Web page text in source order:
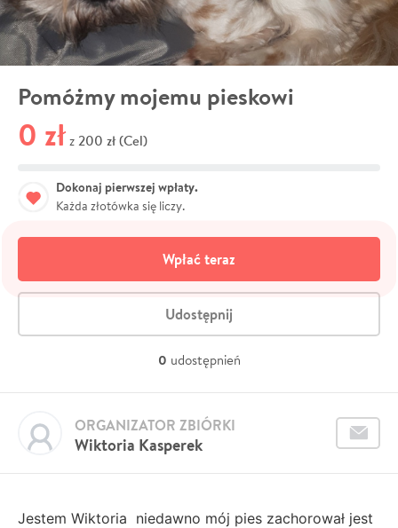
Pomóżmy mojemu pieskowi
0 zł z 200 zł (Cel)
Dokonaj pierwszej wpłaty.
Każda złotówka się liczy.
Wpłać teraz
Udostępnij
0 udostępnień
Wiktoria Kasperek
ORGANIZATOR ZBIÓRKI
Jestem Wiktoria niedawno mój pies zachorował jest